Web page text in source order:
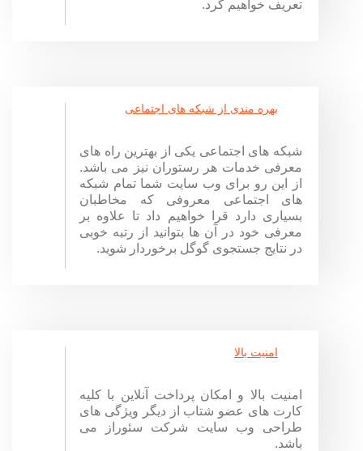
تعریف خواهیم کرد.
بهره مندی از شبکه های اجتماعی
شبکه های اجتماعی یکی از بهترین راه های
معرفی خدمات هر رستوران نیز می باشد.
از این رو برای وب سایت شما تمام شبکه
های اجتماعی معروفی که مخاطبان
بسیاری دارد قرا خواهیم داد تا علاوه بر
معرفی خود در آن ها بتوانید از رتبه خوبی
در نتایج جستجوی گوگل برخوردار شوید.
امنیت بالا
امنیت بالا و امکان پرداخت آنلاین با کلیه
کارت های عضو شتاب از دیگر ویژگی های
طراحی وب سایت شرکت سئوراز می
باشد.